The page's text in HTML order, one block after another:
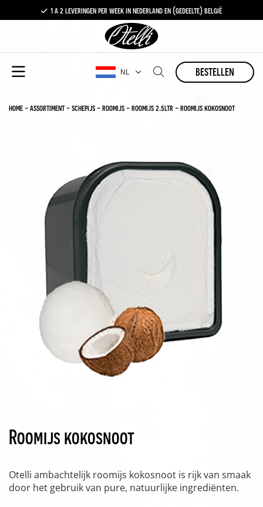
1 a 2 leveringen per week in nederland en (gedeelte) belgië
gratis levering vanaf €100,-
1 a 2 leveringen per week in nederland en (gedeelte) belgië
NL bestellen
home-assortiment-schepijs-roomijs-roomijs 2.5ltr-roomijs kokosnoot
Roomijs kokosnoot
Otelli ambachtelijk roomijs kokosnoot is rijk van smaak
door het gebruik van pure, natuurlijke ingrediënten.